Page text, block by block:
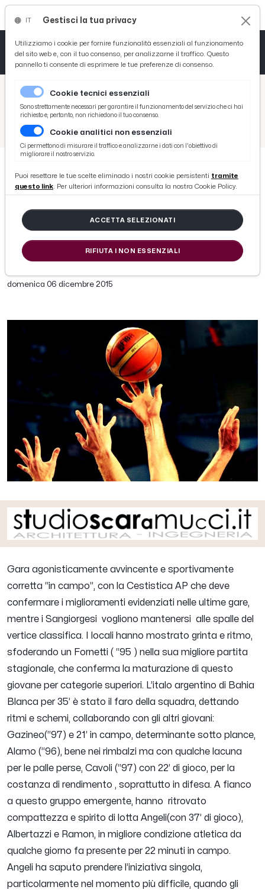
/ Picenotime
/ Sport
/ Basket
La Logica Cestistica Ascoli torna alla vittoria col Porto San Giorgio Basket
La Logica Cestistica Ascoli torna
alla vittoria col Porto San Giorgio
Basket
domenica 06 dicembre 2015
Gara agonisticamente avvincente e sportivamente
corretta “in campo”, con la Cestistica AP che deve
confermare i miglioramenti evidenziati nelle ultime gare,
mentre i Sangiorgesi vogliono mantenersi alle spalle del
vertice classifica. I locali hanno mostrato grinta e ritmo,
sfoderando un Fornetti ( “95 ) nella sua migliore partita
stagionale, che conferma la maturazione di questo
giovane per categorie superiori. L’italo argentino di Bahia
Blanca per 35’ è stato il faro della squadra, dettando
ritmi e schemi, collaborando con gli altri giovani:
Gazineo(“97) e 21’ in campo, determinante sotto plance,
Alamo (“96), bene nei rimbalzi ma con qualche lacuna
per le palle perse, Cavoli (“97) con 22’ di gioco, per la
costanza di rendimento , soprattutto in difesa. A fianco
a questo gruppo emergente, hanno ritrovato
compattezza e spirito di lotta Angeli(con 37’ di gioco),
Albertazzi e Ramon, in migliore condizione atletica da
qualche giorno fa presente per 22 minuti in campo.
Angeli ha saputo prendere l’iniziativa singola,
particolarmente nel momento più difficile, quando gli
Gestisci la tua privacy
Utilizziamo i cookie per fornire funzionalità essenziali al funzionamento
del sito web e, con il tuo consenso, per analizzarne il traffico. Questo
pannello ti consente di esprimere le tue preferenze di consenso.
Cookie tecnici essenziali
Sono strettamente necessari per garantire il funzionamento del servizio che ci hai
richiesto e, pertanto, non richiedono il tuo consenso.
Cookie analitici non essenziali
Ci permettono di misurare il traffico e analizzarne i dati con l'obiettivo di
migliorare il nostro servizio.
Puoi resettare le tue scelte eliminado i nostri cookie persistenti tramite
questo link. Per ulteriori informazioni consulta la nostra Cookie Policy.
ACCETTA SELEZIONATI
RIFIUTA I NON ESSENZIALI
Tutto News
Tutto Sport
Basket
Ciclismo
Tutto Curiosità